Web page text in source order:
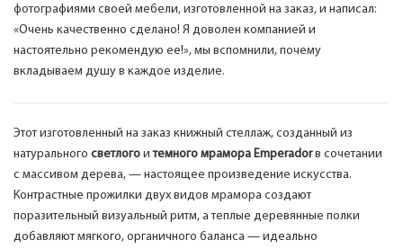
фотографиями своей мебели, изготовленной на заказ, и написал:
«Очень качественно сделано! Я доволен компанией и
настоятельно рекомендую ее!», мы вспомнили, почему
вкладываем душу в каждое изделие.
Этот изготовленный на заказ книжный стеллаж, созданный из
натурального светлого итемного мрамора Emperadorв сочетании
с массивом дерева, — настоящее произведение искусства.
Контрастные прожилки двух видов мрамора создают
поразительный визуальный ритм, а теплые деревянные полки
добавляют мягкого, органичного баланса — идеально